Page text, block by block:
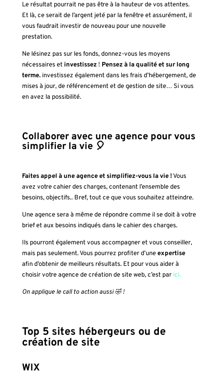
Le résultat pourrait ne pas être à la hauteur de vos attentes.
Et là, ce serait de l’argent jeté par la fenêtre et assurément, il
vous faudrait investir de nouveau pour une nouvelle
prestation.
Ne lésinez pas sur les fonds, donnez-vous les moyens
nécessaires et investissez! Pensez à la qualité et sur long
terme.investissez également dans les frais d’hébergement, de
mises à jour, de référencement et de gestion de site… Si vous
en avez la possibilité.
Collaborer avec une agence pour vous
simplifier la vie 🎈
Faites appel à une agence et simplifiez-vous la vie !Vous
avez votre cahier des charges, contenant l’ensemble des
besoins, objectifs.. Bref, tout ce que vous souhaitez atteindre.
Une agence sera à même de répondre comme il se doit à votre
brief et aux besoins indiqués dans le cahier des charges.
Ils pourront également vous accompagner et vous conseiller,
mais pas seulement. Vous pourrez profiter d’uneexpertise
afin d’obtenir de meilleurs résultats. Et pour vous aider à
choisir votre agence de création de site web, c’est parici.
On applique le call to action aussi 🤣 !
Top 5 sites hébergeurs ou de
création de site
WIX